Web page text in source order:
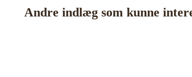
Andre indlæg som kunne